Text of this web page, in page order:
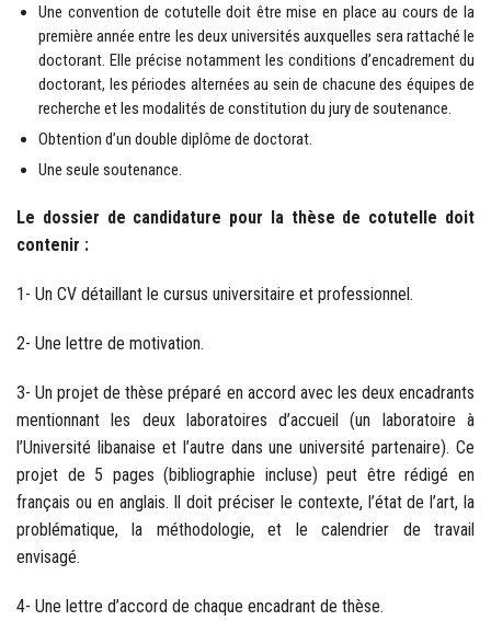
Une convention de cotutelle doit être mise en place au cours de la
première année entre les deux universités auxquelles sera rattaché le
doctorant. Elle précise notamment les conditions d’encadrement du
doctorant, les périodes alternées au sein de chacune des équipes de
recherche et les modalités de constitution du jury de soutenance.
Obtention d’un double diplôme de doctorat.
Une seule soutenance.
Le dossier de candidature pour la thèse de cotutelle doit
contenir :
1- Un CV détaillant le cursus universitaire et professionnel.
2- Une lettre de motivation.
3- Un projet de thèse préparé en accord avec les deux encadrants
mentionnant les deux laboratoires d’accueil (un laboratoire à
l’Université libanaise et l’autre dans une université partenaire). Ce
projet de 5 pages (bibliographie incluse) peut être rédigé en
français ou en anglais. Il doit préciser le contexte, l’état de l’art, la
problématique, la méthodologie, et le calendrier de travail
envisagé.
4- Une lettre d’accord de chaque encadrant de thèse.